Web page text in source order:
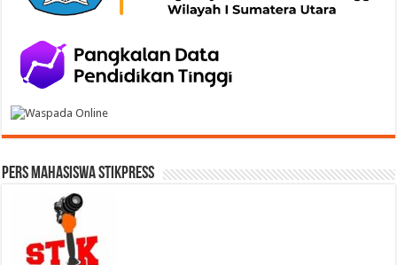
Pers Mahasiswa STIKPress